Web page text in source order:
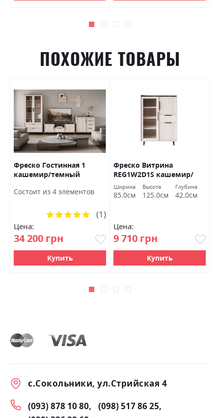
ПОХОЖИЕ ТОВАРЫ
Фреско Гостинная 1
кашемир/темный
Состоит из 4 элементов
Цена:
34 200 грн
Рейтинг:
(1)
Купить
Фреско Витрина
REG1W2D1S кашемир/
темный мармур БРВ
Украина
Ширина
85.0см
Высота
125.0см
Глубина
42.0см
Цена:
9 710 грн
Купить
с.Сокольники, ул.Стрийская 4
(093) 878 10 80
(098) 517 86 25